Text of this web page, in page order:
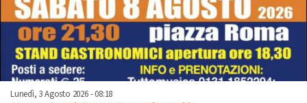
Lunedì, 3 Agosto 2026 - 08:18